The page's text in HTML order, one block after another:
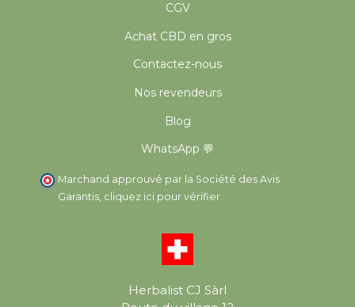
Herbalist CJ Sàrl
CGV
Achat CBD en gros
Contactez-nous
Nos revendeurs
Blog
WhatsApp 💬
Marchand approuvé par la Société des Avis
Garantis, cliquez ici pour vérifier.